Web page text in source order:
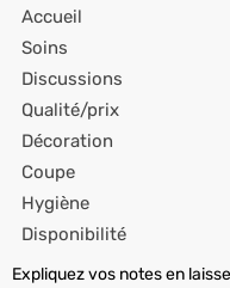
Accueil
Soins
Discussions
Qualité/prix
Décoration
Coupe
Hygiène
Disponibilité
Expliquez vos notes en